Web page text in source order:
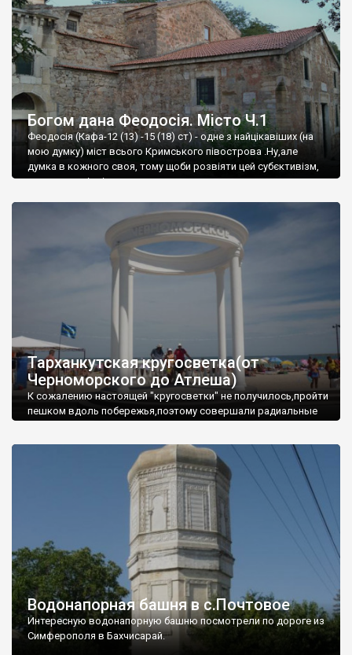
Богом дана Феодосія. Місто Ч.1
Феодосія (Кафа-12 (13) -15 (18) ст) - одне з найцікавіших (на
мою думку) міст всього Кримського півострова .Ну,але
думка в кожного своя, тому щоби розвіяти цей субєктивізм,
запрошую відвідати це
Тарханкутская кругосветка(от
Черноморского до Атлеша)
К сожалению настоящей "кругосветки" не получилось,пройти
пешком вдоль побережья,поэтому совершали радиальные
Водонапорная башня в с.Почтовое
Интересную водонапорную башню посмотрели по дороге из
Симферополя в Бахчисарай.